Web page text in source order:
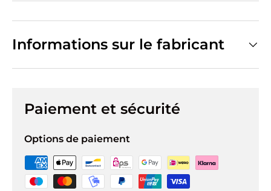
Informations sur le fabricant
Paiement et sécurité
Options de paiement